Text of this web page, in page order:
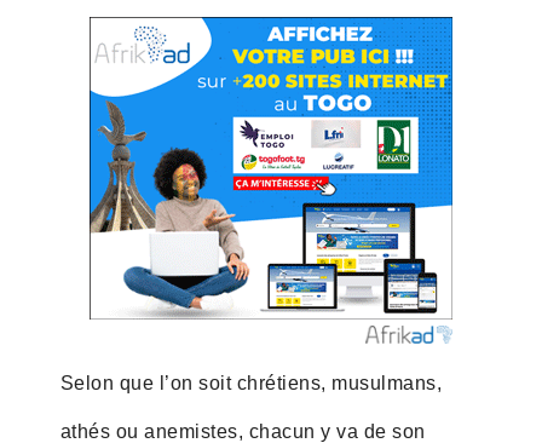
Selon que l’on soit chrétiens, musulmans,
athés ou anemistes, chacun y va de son